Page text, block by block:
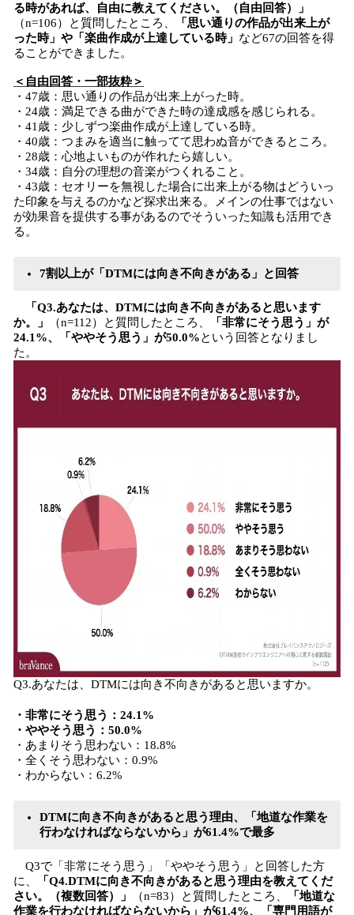
る時があれば、自由に教えてください。（自由回答）」
（n=106）と質問したところ、
「思い通りの作品が出来上が
った時」や「楽曲作成が上達している時」 など67の回答を得
ることができました。
＜自由回答・一部抜粋＞
・47歳：思い通りの作品が出来上がった時。
・24歳：満足できる曲ができた時の達成感を感じられる。
・41歳：少しずつ楽曲作成が上達している時。
・40歳：つまみを適当に触ってて思わぬ音ができるところ。
・28歳：心地よいものが作れたら嬉しい。
・34歳：自分の理想の音楽がつくれること。
・43歳：セオリーを無視した場合に出来上がる物はどういっ
た印象を与えるのかなど探求出来る。メインの仕事ではない
が効果音を提供する事があるのでそういった知識も活用でき
る。
7割以上が「DTMには向き不向きがある」と回答
「Q3.あなたは、DTMには向き不向きがあると思います
か。」
（n=112）と質問したところ、
「非常にそう思う」が
24.1%、「ややそう思う」が50.0%という回答となりまし
た。
Q3.あなたは、DTMには向き不向きがあると思いますか。
・非常にそう思う：24.1%
・ややそう思う：50.0%
・あまりそう思わない：18.8%
・全くそう思わない：0.9%
・わからない：6.2%
DTMに向き不向きがあると思う理由、「地道な作業を
行わなければならないから」が61.4%で最多
Q3で「非常にそう思う」「ややそう思う」と回答した方
に、
「Q4.DTMに向き不向きがあると思う理由を教えてくだ
さい。（複数回答）」
（n=83）と質問したところ、
「地道な
作業を行わなければならないから」が61.4%、「専門用語が